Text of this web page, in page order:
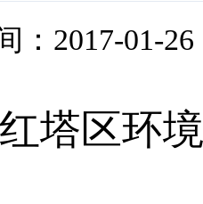
：2017-01-26
红塔区环